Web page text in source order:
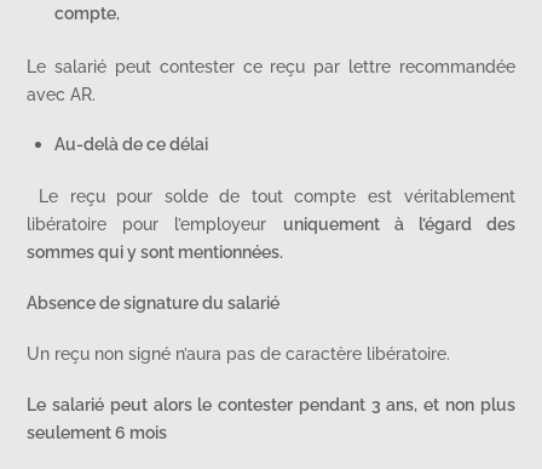
compte,
Le salarié peut contester ce reçu par lettre recommandée
avec AR.
Au-delà de ce délai
Le reçu pour solde de tout compte est véritablement
libératoire pour l’employeur uniquement à l’égard des
sommes qui y sont mentionnées.
Absence de signature du salarié
Un reçu non signé n’aura pas de caractère libératoire.
Le salarié peut alors le contester pendant 3 ans, et non plus
seulement 6 mois